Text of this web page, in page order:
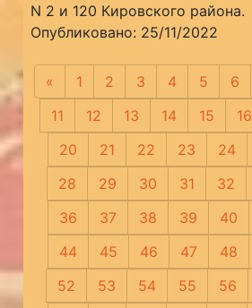
N 2 и 120 Кировского района.
Опубликовано: 25/11/2022
« Предыдущая
1 2 3 4 5 6
11
12 13 14 15 16
20
21 22 23 24
28
29 30 31 32
36
37 38 39 40
44
45 46 47 48
52
53 54 55 56